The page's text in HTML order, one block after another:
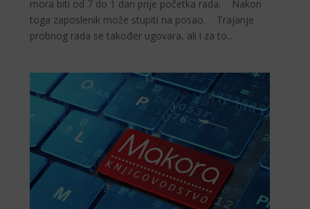
mora biti od 7 do 1 dan prije početka rada. Nakon
toga zaposlenik može stupiti na posao. Trajanje
probnog rada se također ugovara, ali i za to...